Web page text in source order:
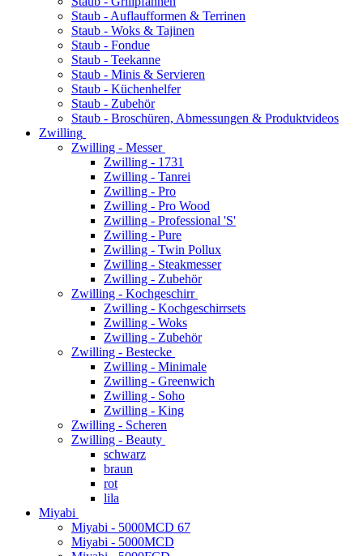
Staub - Auflaufformen & Terrinen
Staub - Woks & Tajinen
Staub - Fondue
Staub - Teekanne
Staub - Minis & Servieren
Staub - Küchenhelfer
Staub - Zubehör
Staub - Broschüren, Abmessungen & Produktvideos
Zwilling
Zwilling - Messer
Zwilling - 1731
Zwilling - Tanrei
Zwilling - Pro
Zwilling - Pro Wood
Zwilling - Professional 'S'
Zwilling - Pure
Zwilling - Twin Pollux
Zwilling - Steakmesser
Zwilling - Zubehör
Zwilling - Kochgeschirr
Zwilling - Kochgeschirrsets
Zwilling - Woks
Zwilling - Zubehör
Zwilling - Bestecke
Zwilling - Minimale
Zwilling - Greenwich
Zwilling - Soho
Zwilling - King
Zwilling - Scheren
Zwilling - Beauty
schwarz
braun
rot
lila
Miyabi
Miyabi - 5000MCD 67
Miyabi - 5000MCD